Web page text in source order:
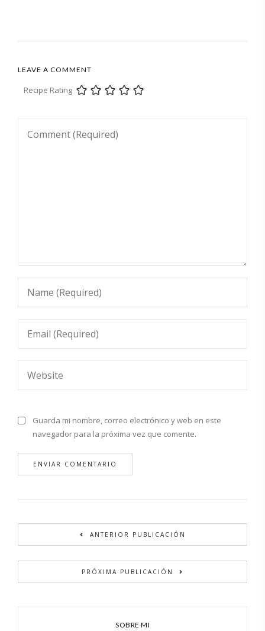
LEAVE A COMMENT
Recipe Rating
Guarda mi nombre, correo electrónico y web en este
navegador para la próxima vez que comente.
ANTERIOR PUBLICACIÓN
PRÓXIMA PUBLICACIÓN
SOBRE MI